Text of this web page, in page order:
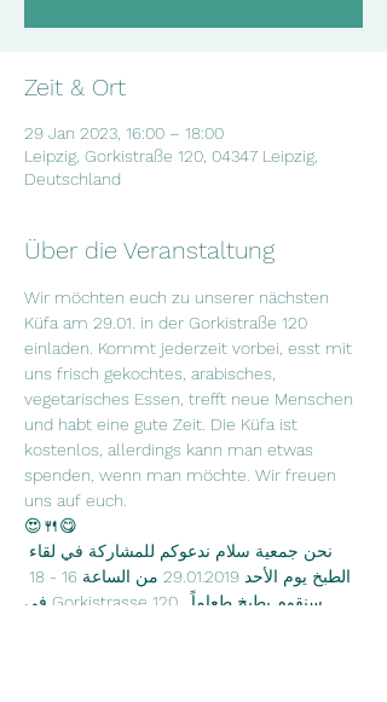
Zeit & Ort
29 Jan 2023, 16:00 – 18:00
Leipzig, Gorkistraße 120, 04347 Leipzig,
Deutschland
Über die Veranstaltung
Wir möchten euch zu unserer nächsten
Küfa am 29.01. in der Gorkistraße 120
einladen. Kommt jederzeit vorbei, esst mit
uns frisch gekochtes, arabisches,
vegetarisches Essen, trefft neue Menschen
und habt eine gute Zeit. Die Küfa ist
kostenlos, allerdings kann man etwas
spenden, wenn man möchte. Wir freuen
uns auf euch.
😍🍴😋
نحن جمعية سلام ندعوكم للمشاركة في لقاء
في Gorkistrasse 120. سنقوم بطبخ طعاماً